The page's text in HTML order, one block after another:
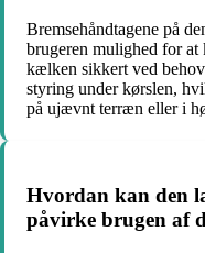
Bremsehåndtagene på
brugeren mulighed for at
kælken sikkert ved
styring under kørslen,
på ujævnt terræn eller i
Hvordan kan den
påvirke brugen af